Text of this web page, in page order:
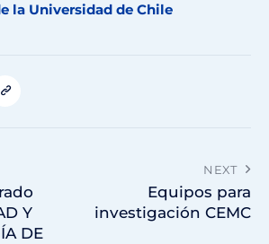
la Universidad de Chile
Y
DE
NEXT
Equipos para
investigación CEMC